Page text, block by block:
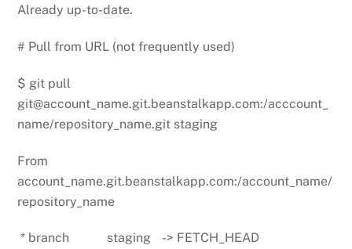
Already up-to-date.
# Pull from URL (not frequently used)
$ git pull
git@account_name.git.beanstalkapp.com:/acccount_
name/repository_name.git staging
From
account_name.git.beanstalkapp.com:/account_name/
repository_name
* branch staging -> FETCH_HEAD